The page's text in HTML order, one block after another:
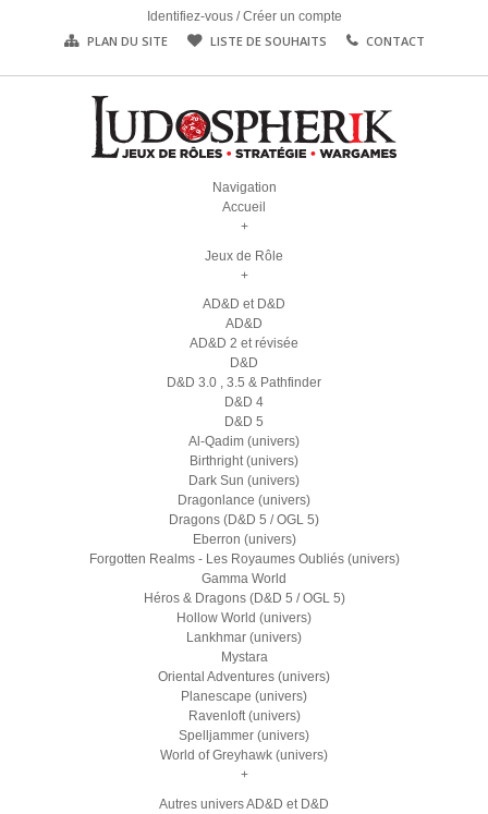
Identifiez-vous /Créer un compte
PLAN DU SITE LISTE DE SOUHAITS CONTACT
Navigation
Accueil
+
Jeux de Rôle
+
AD&D et D&D
AD&D
AD&D 2 et révisée
D&D
D&D 3.0 , 3.5 & Pathfinder
D&D 4
D&D 5
Al-Qadim (univers)
Birthright (univers)
Dark Sun (univers)
Dragonlance (univers)
Dragons (D&D 5 / OGL 5)
Eberron (univers)
Forgotten Realms - Les Royaumes Oubliés (univers)
Gamma World
Héros & Dragons (D&D 5 / OGL 5)
Hollow World (univers)
Lankhmar (univers)
Mystara
Oriental Adventures (univers)
Planescape (univers)
Ravenloft (univers)
Spelljammer (univers)
World of Greyhawk (univers)
+
Autres univers AD&D et D&D